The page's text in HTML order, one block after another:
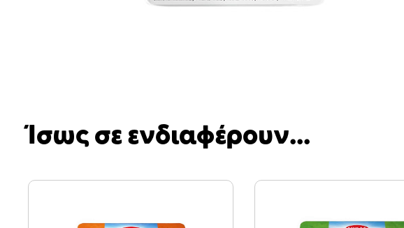
Ίσως σε ενδιαφέρουν...